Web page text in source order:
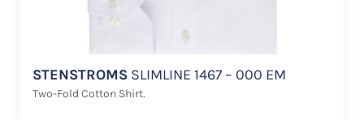
STENSTROMS SLIMLINE 1467 – 000 EM
Two-Fold Cotton Shirt.